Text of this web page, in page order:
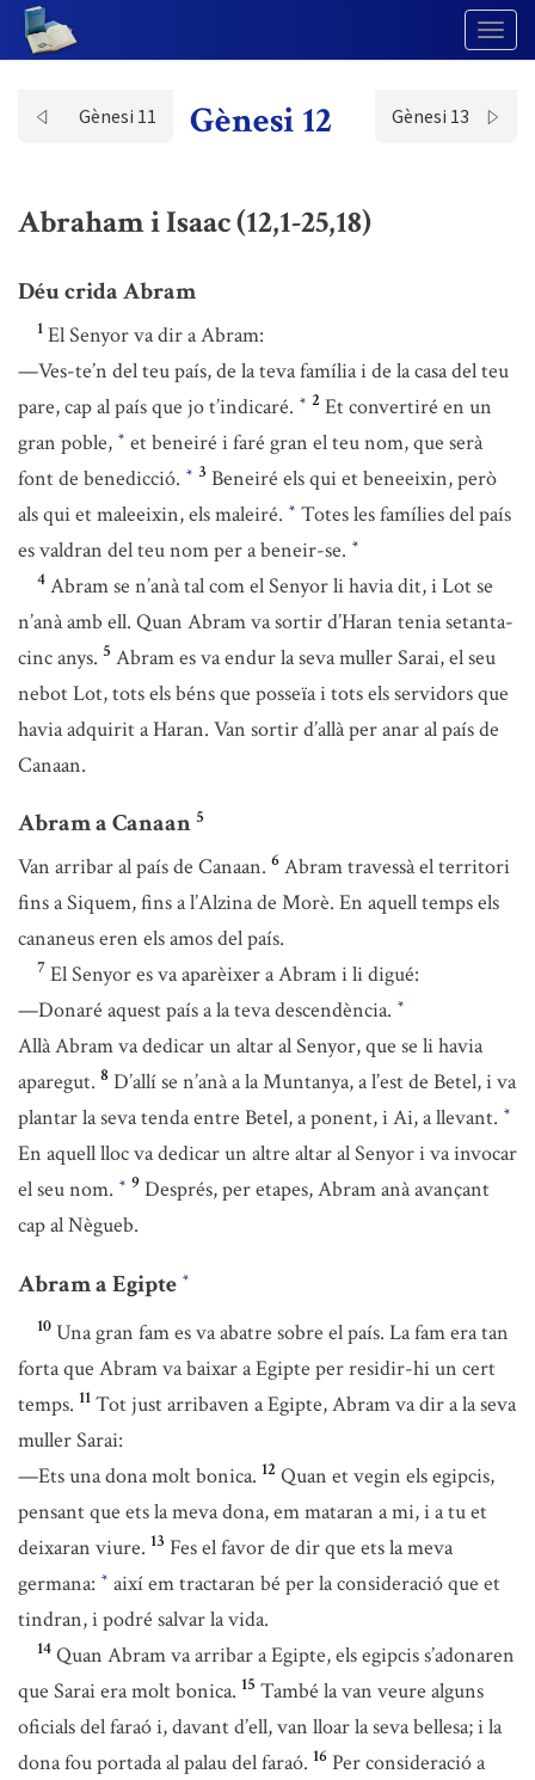
Gènesi 11 Gènesi 12 Gènesi 13
Abraham i Isaac (12,1-25,18)
Déu crida Abram
1 El Senyor va dir a Abram:
—Ves-te’n del teu país, de la teva família i de la casa del teu
pare, cap al país que jo t’indicaré. * 2 Et convertiré en un
gran poble, * et beneiré i faré gran el teu nom, que serà
font de benedicció. * 3 Beneiré els qui et beneeixin, però
als qui et maleeixin, els maleiré. * Totes les famílies del país
es valdran del teu nom per a beneir-se. *
4 Abram se n’anà tal com el Senyor li havia dit, i Lot se
n’anà amb ell. Quan Abram va sortir d’Haran tenia setanta-
cinc anys. 5 Abram es va endur la seva muller Sarai, el seu
nebot Lot, tots els béns que posseïa i tots els servidors que
havia adquirit a Haran. Van sortir d’allà per anar al país de
Canaan.
Abram a Canaan 5
Van arribar al país de Canaan. 6 Abram travessà el territori
fins a Siquem, fins a l’Alzina de Morè. En aquell temps els
cananeus eren els amos del país.
7 El Senyor es va aparèixer a Abram i li digué:
—Donaré aquest país a la teva descendència. *
Allà Abram va dedicar un altar al Senyor, que se li havia
aparegut. 8 D’allí se n’anà a la Muntanya, a l’est de Betel, i va
plantar la seva tenda entre Betel, a ponent, i Ai, a llevant. *
En aquell lloc va dedicar un altre altar al Senyor i va invocar
el seu nom. * 9 Després, per etapes, Abram anà avançant
cap al Nègueb.
Abram a Egipte *
10 Una gran fam es va abatre sobre el país. La fam era tan
forta que Abram va baixar a Egipte per residir-hi un cert
temps. 11 Tot just arribaven a Egipte, Abram va dir a la seva
muller Sarai:
—Ets una dona molt bonica. 12 Quan et vegin els egipcis,
pensant que ets la meva dona, em mataran a mi, i a tu et
deixaran viure. 13 Fes el favor de dir que ets la meva
germana: * així em tractaran bé per la consideració que et
tindran, i podré salvar la vida.
14 Quan Abram va arribar a Egipte, els egipcis s’adonaren
que Sarai era molt bonica. 15 També la van veure alguns
oficials del faraó i, davant d’ell, van lloar la seva bellesa; i la
dona fou portada al palau del faraó. 16 Per consideració a